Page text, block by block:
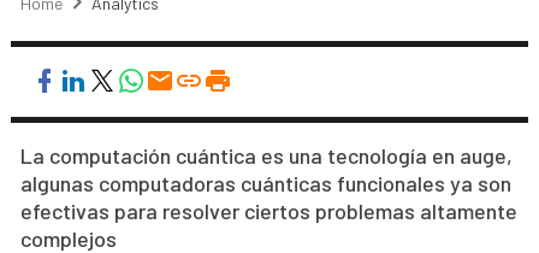
La computación cuántica es una tecnología en auge,
algunas computadoras cuánticas funcionales ya son
efectivas para resolver ciertos problemas altamente
complejos